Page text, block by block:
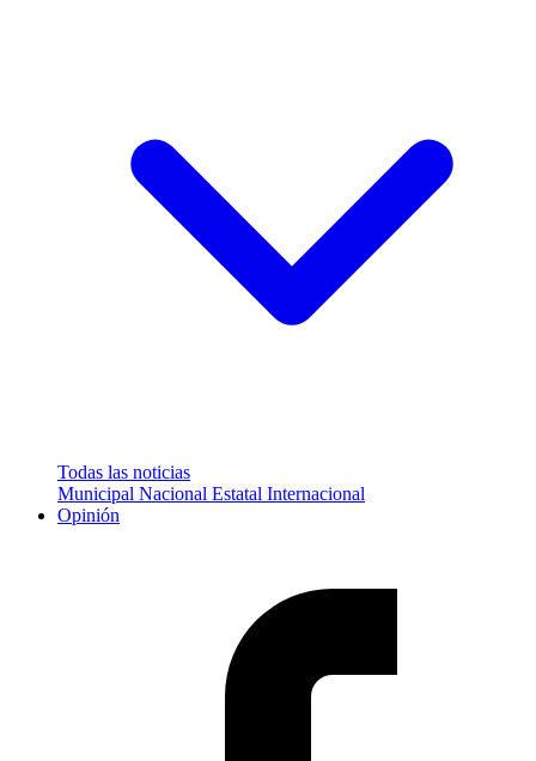
Todas las noticias
Municipal Nacional Estatal Internacional
Opinión